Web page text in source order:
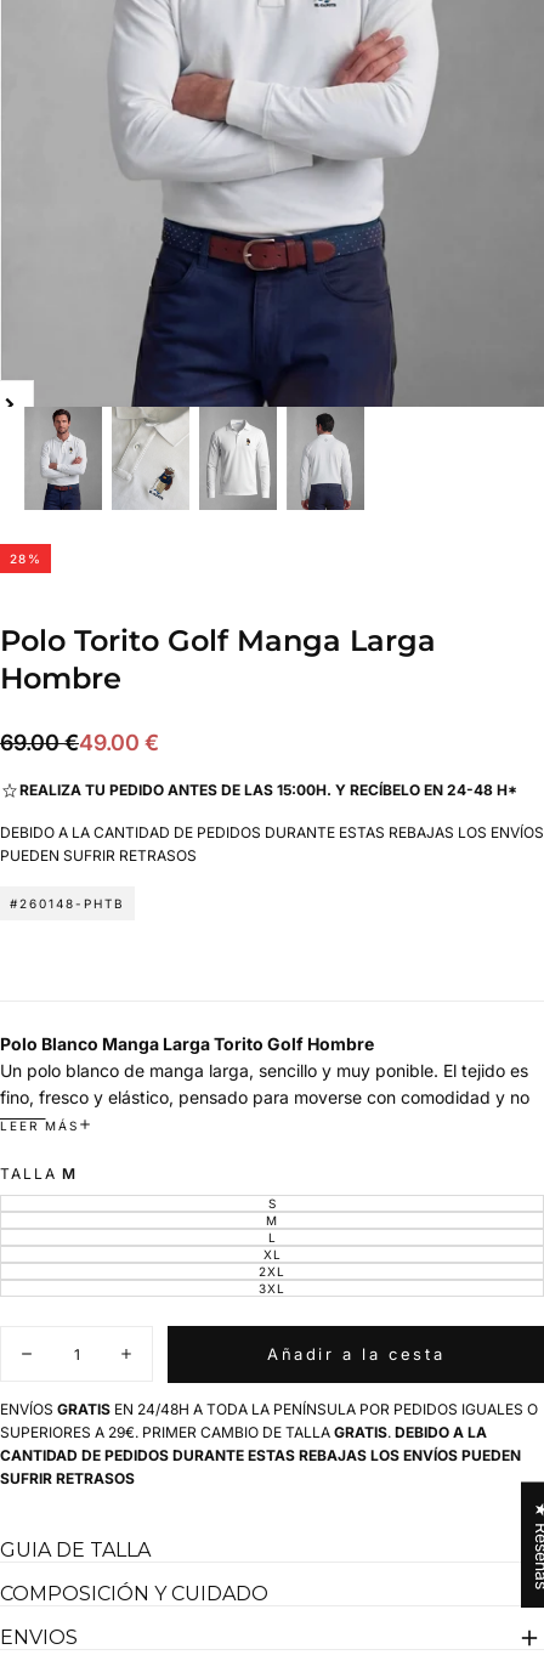
28 %
Polo Torito Golf Manga Larga
Hombre
49.00
Precio
69.00 €Precio
49.00 €
REALIZA TU PEDIDO ANTES DE LAS 15:00H. Y RECÍBELO EN 24-48 H*
DEBIDO A LA CANTIDAD DE PEDIDOS DURANTE ESTAS REBAJAS LOS ENVÍOS
PUEDEN SUFRIR RETRASOS
#260148-PHTB
Polo Blanco Manga Larga Torito Golf Hombre
Un polo blanco de manga larga, sencillo y muy ponible. El tejido es
fino, fresco y elástico, pensado para moverse con comodidad y no
pasar calor, incluso cuando lo usas para hacer deporte. El cuello
activo como en algo más tranquilo.
Tejido fresco y fino gramaje bajo, pensado para no pasar calor.
Cuello camisero clásico y tapeta con botones.
Nuestro torito Capote Golf en el lado izquierdo del pecho.
Hecho en España
LEER MÁS
TALLA M
SVARIANTE
AGOTADA
O
NO
DISPONIBLE
MVARIANTE
AGOTADA
O
NO
DISPONIBLE
LVARIANTE
AGOTADA
O
NO
DISPONIBLE
XLVARIANTE
AGOTADA
O
NO
2XLVARIANTE
AGOTADA
O
DISPONIBLE
3XLVARIANTE
NO
Disminuir
para
Polo
Torito
Golf
Manga
Aumentar
cantidad
para
Polo
Torito
Golf
Manga
Añadir a la cesta
ENVÍOS GRATIS EN 24/48H A TODA LA PENÍNSULA POR PEDIDOS IGUALES O
SUPERIORES A 29€. PRIMER CAMBIO DE TALLA GRATIS. DEBIDO A LA
CANTIDAD DE PEDIDOS DURANTE ESTAS REBAJAS LOS ENVÍOS PUEDEN
SUFRIR RETRASOS
GUIA DE TALLA
COMPOSICIÓN Y CUIDADO
ENVIOS
★